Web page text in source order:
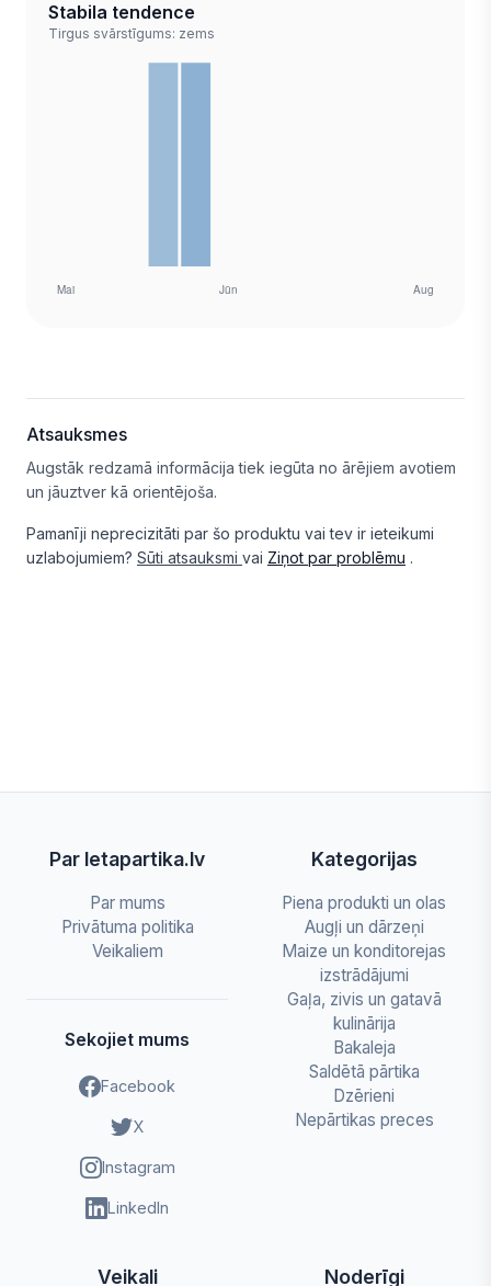
Stabila tendence
Tirgus svārstīgums: zems
Atsauksmes
Augstāk redzamā informācija tiek iegūta no ārējiem avotiem
un jāuztver kā orientējoša.
Pamanīji neprecizitāti par šo produktu vai tev ir ieteikumi
uzlabojumiem? Sūti atsauksmi vai Ziņot par problēmu .
Par letapartika.lv
Par mums
Privātuma politika
Veikaliem
Sekojiet mums
Facebook
X
Instagram
LinkedIn
Kategorijas
Piena produkti un olas
Augļi un dārzeņi
Maize un konditorejas
izstrādājumi
Gaļa, zivis un gatavā
kulinārija
Bakaleja
Saldētā pārtika
Dzērieni
Nepārtikas preces
Veikali Noderīgi